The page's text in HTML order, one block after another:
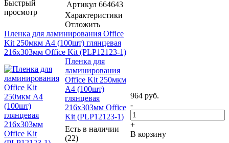
Быстрый
просмотр
Артикул 664643
Характеристики
Отложить
Пленка для ламинирования Office
Kit 250мкм A4 (100шт) глянцевая
216x303мм Office Kit (PLP12123-1)
Пленка для
ламинирования
Office Kit 250мкм
A4 (100шт)
глянцевая
216x303мм Office
Kit (PLP12123-1)
Есть в наличии
(22)
964 руб.
-
+
В корзину